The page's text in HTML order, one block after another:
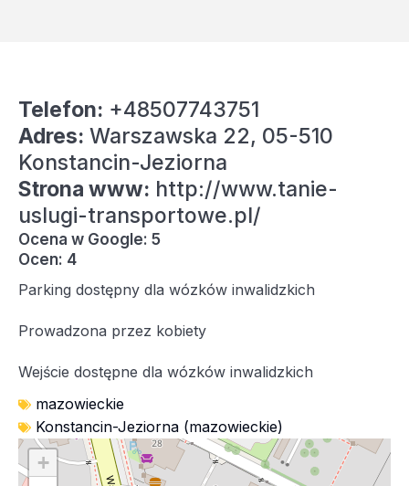
Telefon: +48507743751
Adres: Warszawska 22, 05-510
Konstancin-Jeziorna
Strona www: http://www.tanie-
uslugi-transportowe.pl/
Ocena w Google: 5
Ocen: 4
Parking dostępny dla wózków inwalidzkich
Prowadzona przez kobiety
Wejście dostępne dla wózków inwalidzkich
mazowieckie
Konstancin-Jeziorna (mazowieckie)
+